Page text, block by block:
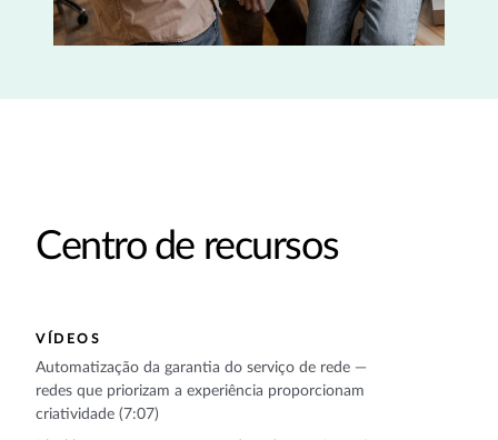
Centro de recursos
VÍDEOS
Automatização da garantia do serviço de rede —
redes que priorizam a experiência proporcionam
criatividade (7:07)